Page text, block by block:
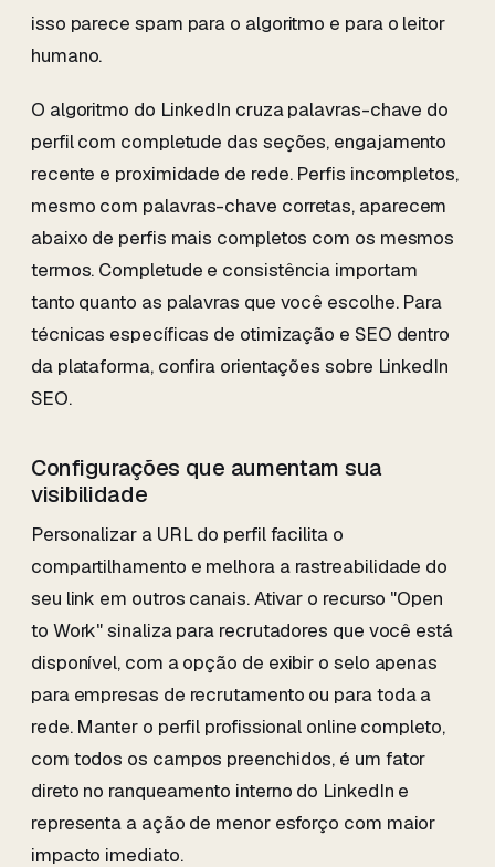
isso parece spam para o algoritmo e para o leitor
humano.
O algoritmo do LinkedIn cruza palavras-chave do
perfil com completude das seções, engajamento
recente e proximidade de rede. Perfis incompletos,
mesmo com palavras-chave corretas, aparecem
abaixo de perfis mais completos com os mesmos
termos. Completude e consistência importam
tanto quanto as palavras que você escolhe. Para
técnicas específicas de otimização e SEO dentro
da plataforma, confira orientações sobre LinkedIn
SEO.
Configurações que aumentam sua
visibilidade
Personalizar a URL do perfil facilita o
compartilhamento e melhora a rastreabilidade do
seu link em outros canais. Ativar o recurso "Open
to Work" sinaliza para recrutadores que você está
disponível, com a opção de exibir o selo apenas
para empresas de recrutamento ou para toda a
rede. Manter o perfil profissional online completo,
com todos os campos preenchidos, é um fator
direto no ranqueamento interno do LinkedIn e
representa a ação de menor esforço com maior
impacto imediato.